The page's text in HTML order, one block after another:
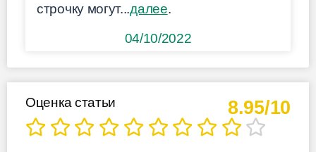
строчку могут...далее.
04/10/2022
8.95/10
Оценка статьи